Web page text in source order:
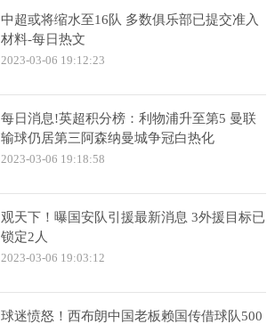
中超或将缩水至16队 多数俱乐部已提交准入
材料-每日热文
2023-03-06 19:12:23
每日消息!英超积分榜：利物浦升至第5 曼联
输球仍居第三阿森纳曼城争冠白热化
2023-03-06 19:18:58
观天下！曝国安队引援最新消息 3外援目标已
锁定2人
2023-03-06 19:03:12
球迷愤怒！西布朗中国老板赖国传借球队500